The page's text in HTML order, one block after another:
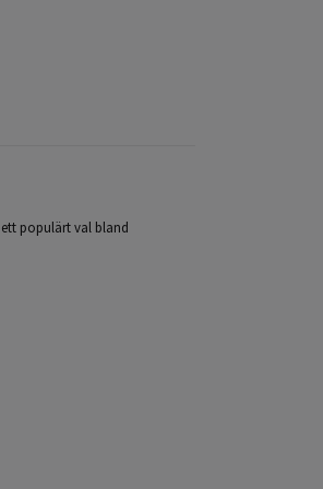
populärt val bland